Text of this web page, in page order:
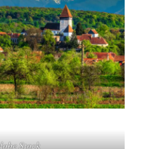
Stock